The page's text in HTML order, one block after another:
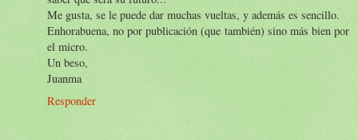
Me gusta, se le puede dar muchas vueltas, y además es sencillo.
Enhorabuena, no por publicación (que también) sino más bien por
el micro.
Un beso,
Juanma
Responder